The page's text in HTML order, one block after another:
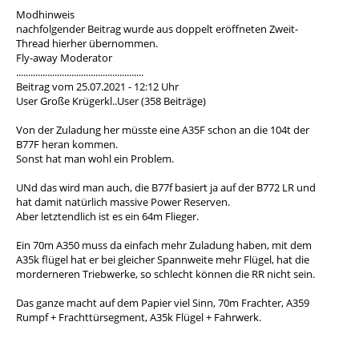
Modhinweis
nachfolgender Beitrag wurde aus doppelt eröffneten Zweit-
Thread hierher übernommen.
Fly-away Moderator
.....................................................
Beitrag vom 25.07.2021 - 12:12 Uhr
User Große Krügerkl..User (358 Beiträge)
Von der Zuladung her müsste eine A35F schon an die 104t der
B77F heran kommen.
Sonst hat man wohl ein Problem.
UNd das wird man auch, die B77f basiert ja auf der B772 LR und
hat damit natürlich massive Power Reserven.
Aber letztendlich ist es ein 64m Flieger.
Ein 70m A350 muss da einfach mehr Zuladung haben, mit dem
A35k flügel hat er bei gleicher Spannweite mehr Flügel, hat die
morderneren Triebwerke, so schlecht können die RR nicht sein.
Das ganze macht auf dem Papier viel Sinn, 70m Frachter, A359
Rumpf + Frachttürsegment, A35k Flügel + Fahrwerk.